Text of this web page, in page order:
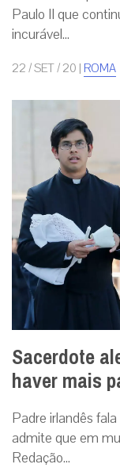
Paulo II que
incurável...
22 / SET / 20 | ROMA
Sacerdote
haver mais
Padre irlandês
admite que em
Redação...